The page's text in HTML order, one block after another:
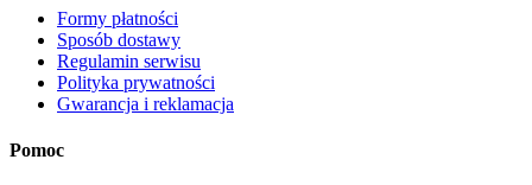
Formy płatności
Sposób dostawy
Regulamin serwisu
Polityka prywatności
Gwarancja i reklamacja
Pomoc